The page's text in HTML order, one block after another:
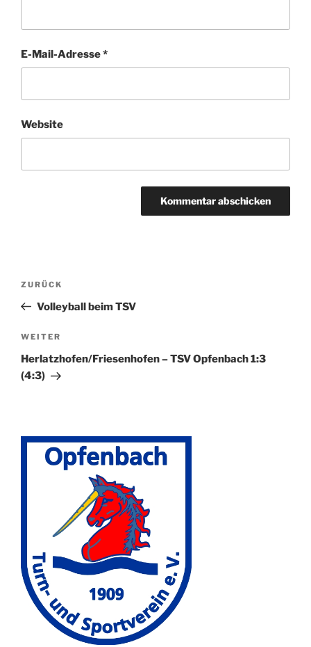
E-Mail-Adresse*
Website
Beitragsnavigation
Vorheriger
Beitrag
ZURÜCK
Volleyball beim TSV
Nächster
Beitrag
WEITER
Herlatzhofen/Friesenhofen – TSV Opfenbach 1:3
(4:3)